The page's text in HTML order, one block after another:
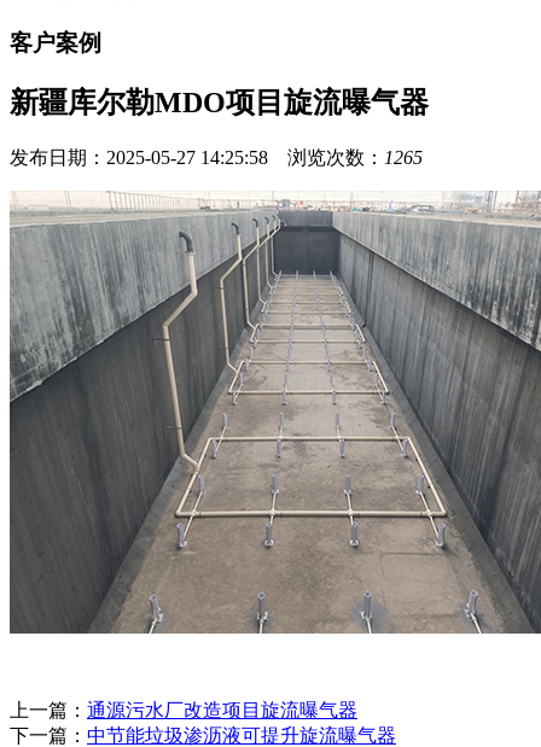
客户案例
新疆库尔勒MDO项目旋流曝气器
发布日期：2025-05-27 14:25:58 浏览次数： 1265
上一篇： 通源污水厂改造项目旋流曝气器
下一篇： 中节能垃圾渗沥液可提升旋流曝气器